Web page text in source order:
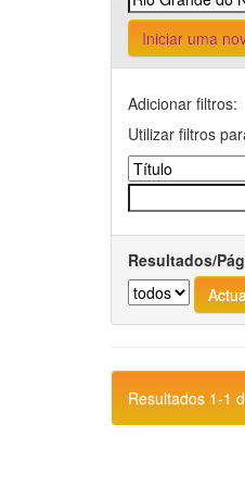
Iniciar uma
Adicionar filtros:
Utilizar filtros
Resultados/
Resultados 1-1